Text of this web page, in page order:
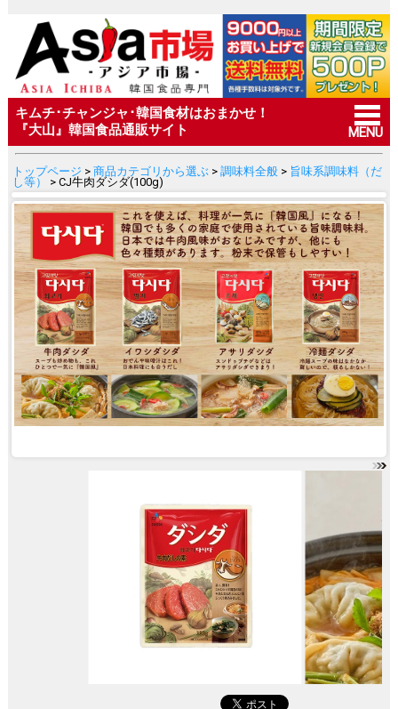
キムチ･チャンジャ･韓国食材はおまかせ！
『大山』韓国食品通販サイト
MENU
トップページ > 商品カテゴリから選ぶ> 調味料全般> 旨味系調味料（だ
し等）
> CJ牛肉ダシダ(100g)